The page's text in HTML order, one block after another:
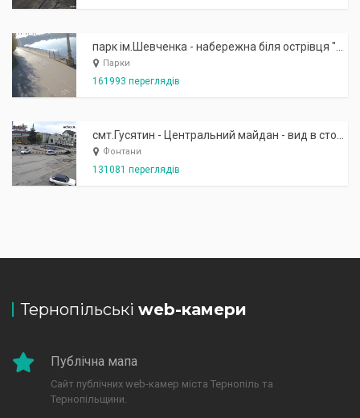
Парки
161993 переглядів
Фонтани
131081 переглядів
Тернопільські web-камери
Публічна мапа
Сайт публічних web-камер міста Тернопіль та
Тернопільщини.